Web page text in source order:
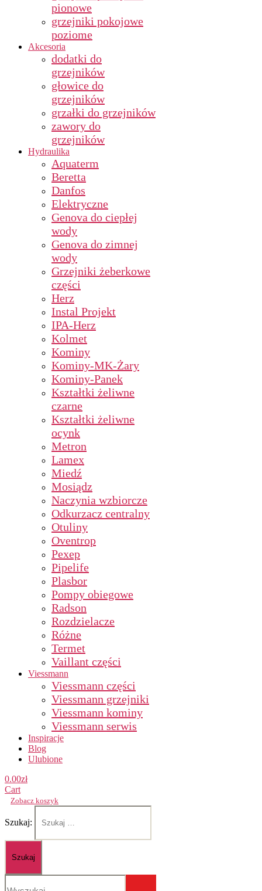
pionowe
grzejniki pokojowe
poziome
Akcesoria
dodatki do
grzejników
głowice do
grzejników
grzałki do grzejników
zawory do
grzejników
Hydraulika
Aquaterm
Beretta
Danfos
Elektryczne
Genova do ciepłej
wody
Genova do zimnej
wody
Grzejniki żeberkowe
części
Herz
Instal Projekt
IPA-Herz
Kolmet
Kominy
Kominy-MK-Żary
Kominy-Panek
Kształtki żeliwne
czarne
Kształtki żeliwne
ocynk
Metron
Lamex
Miedź
Mosiądz
Naczynia wzbiorcze
Odkurzacz centralny
Otuliny
Oventrop
Pexep
Pipelife
Plasbor
Pompy obiegowe
Radson
Rozdzielacze
Różne
Termet
Vaillant części
Viessmann
Viessmann części
Viessmann grzejniki
Viessmann kominy
Viessmann serwis
Inspiracje
Blog
Ulubione
0.00zł
Cart
Zobacz koszyk
Szukaj: